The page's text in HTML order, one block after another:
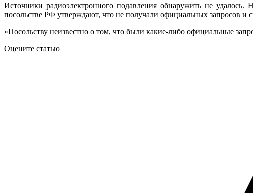
Источники радиоэлектронного подавления обнаружить не
посольстве РФ утверждают, что не получали официальных запросов
«Посольству неизвестно о том, что были какие-либо официальные
Оцените статью